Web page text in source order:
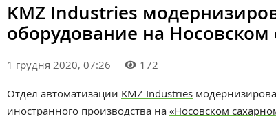
KMZ Industries
оборудование на Носовском
1 грудня 2020, 07:26 172
Отдел автоматизации KMZ Industries
иностранного производства на «Носовском